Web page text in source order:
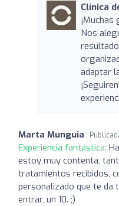
Clínica
Nos
adaptar
Marta Munguia
Experiencia fantástica:
estoy muy contenta,
tratamientos recibidos,
personalizado que te da
entrar, un 10. ;)